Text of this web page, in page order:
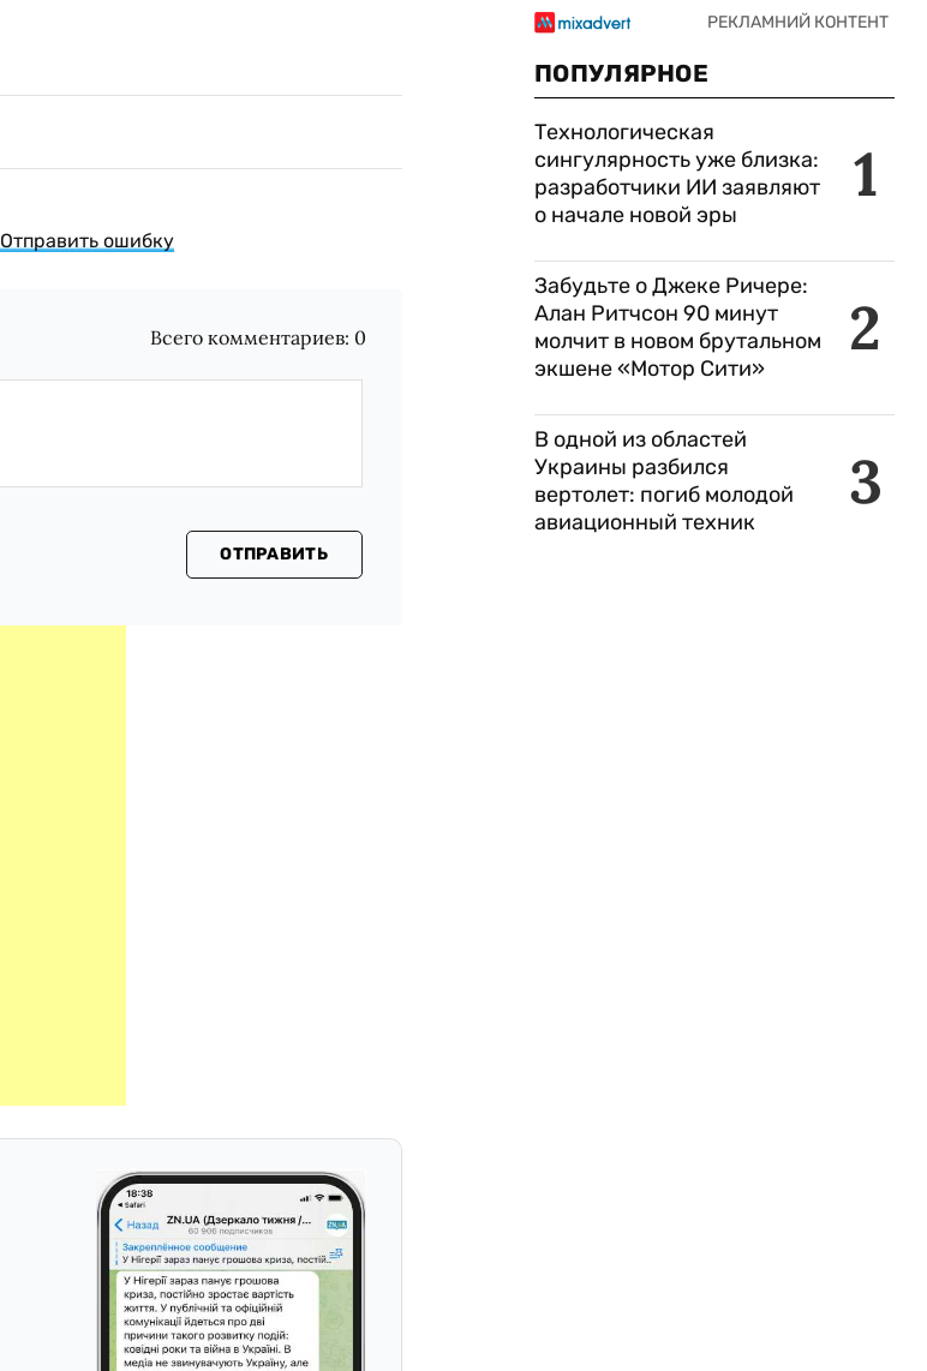
Отправить ошибку
Всего комментариев: 0
ОТПРАВИТЬ
ПОПУЛЯРНОЕ
1
Технологическая
сингулярность уже близка:
разработчики ИИ заявляют
о начале новой эры
2
Забудьте о Джеке Ричере:
Алан Ритчсон 90 минут
молчит в новом брутальном
экшене «Мотор Сити»
3
В одной из областей
Украины разбился
вертолет: погиб молодой
авиационный техник